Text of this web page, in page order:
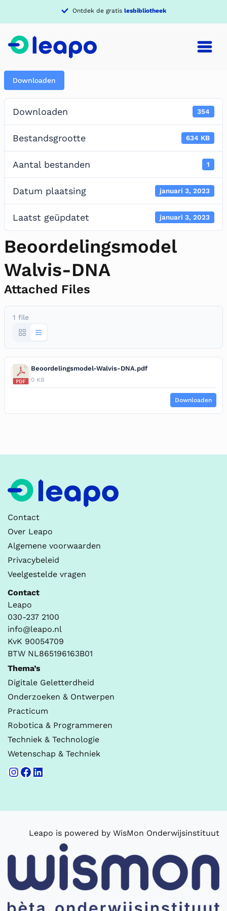
Ontdek de gratis lesbibliotheek
Downloaden
Downloaden 354
Bestandsgrootte 634 KB
Aantal bestanden 1
Datum plaatsing januari 3, 2023
Laatst geüpdatet januari 3, 2023
Beoordelingsmodel
Walvis-DNA
Attached Files
1 file
Beoordelingsmodel-Walvis-DNA.pdf
0 KB
Downloaden
Contact
Over Leapo
Algemene voorwaarden
Privacybeleid
Veelgestelde vragen
Contact
Leapo
030-237 2100
info@leapo.nl
KvK 90054709
BTW NL865196163B01
Thema’s
Digitale Geletterdheid
Onderzoeken & Ontwerpen
Practicum
Robotica & Programmeren
Techniek & Technologie
Wetenschap & Techniek
Instagram
Facebook
LinkedIn
Leapo is powered by WisMon Onderwijsinstituut